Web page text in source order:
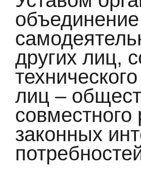
других лиц,
лиц –
законных